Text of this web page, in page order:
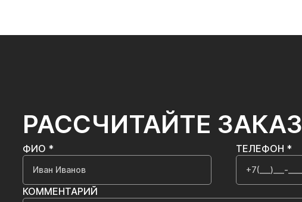
РАССЧИТАЙТЕ ЗАКАЗ
ФИО * ТЕЛЕФОН *
КОММЕНТАРИЙ